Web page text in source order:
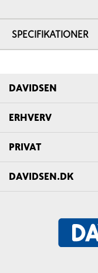
SPECIFIKATIONER
DAVIDSEN
ERHVERV
PRIVAT
DAVIDSEN.DK